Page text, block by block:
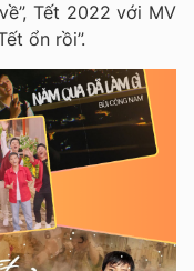
Tết 2022 với MV
ổn rồi”.